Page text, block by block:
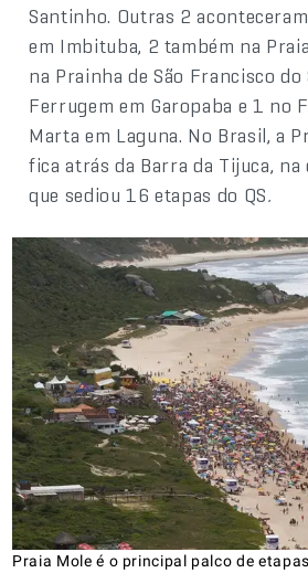
Santinho. Outras 2
em Imbituba, 2 também na
na Prainha de São Francisco do
Ferrugem em Garopaba e 1 no
Marta em Laguna. No Brasil, a
fica atrás da Barra da Tijuca, na
que sediou 16 etapas do QS.
Praia Mole é o principal palco de